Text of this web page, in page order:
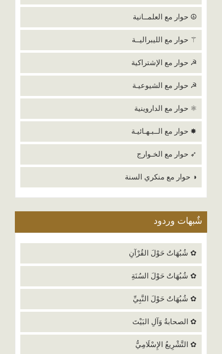
☮ حوار مع العلمــانية
⚚ حوار مع الليبراليــة
☭ حوار مع الإشتراكية
☭ حوار مع الشيوعيـة
⚛ حوار مع الداروينية
✸ حوار مع الــبـهـائيـة
➶ حوار مع الخـوارج
◑ حوار مع منكري السنة
شٌبهات وردود
✿ شُبُهَاتٌ حَوْلَ القُرْآنِ
✿ شُبُهَاتٌ حَوْلَ السُنَةِ
✿ شُبُهَاتٌ حَوْلَ النَّبِيِّ
✿ الصحابةُ وَآلِ البَيْتَ
✿ التَّشْرِيعُ الإِسْلَامِيُّ